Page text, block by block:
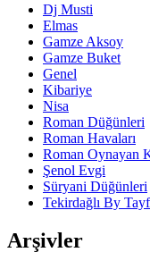
Dj Musti
Elmas
Gamze Aksoy
Gamze Buket
Genel
Kibariye
Nisa
Roman Düğünleri
Roman Havaları
Roman Oynayan
Şenol Evgi
Süryani Düğünleri
Tekirdağlı By
Arşivler